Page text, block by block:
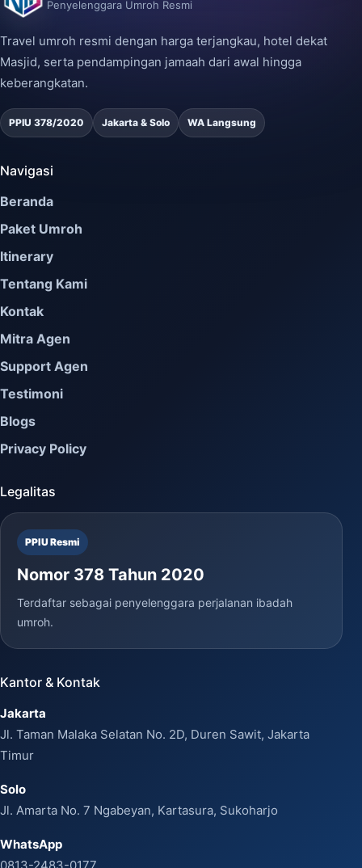
Penyelenggara Umroh Resmi
Travel umroh resmi dengan harga terjangkau, hotel dekat
Masjid, serta pendampingan jamaah dari awal hingga
keberangkatan.
PPIU 378/2020 Jakarta & Solo WA Langsung
Navigasi
Beranda
Paket Umroh
Itinerary
Tentang Kami
Kontak
Mitra Agen
Support Agen
Testimoni
Blogs
Privacy Policy
Legalitas
PPIU Resmi
Nomor 378 Tahun 2020
Terdaftar sebagai penyelenggara perjalanan ibadah
umroh.
Kantor & Kontak
Jakarta
Jl. Taman Malaka Selatan No. 2D, Duren Sawit, Jakarta
Timur
Solo
Jl. Amarta No. 7 Ngabeyan, Kartasura, Sukoharjo
WhatsApp